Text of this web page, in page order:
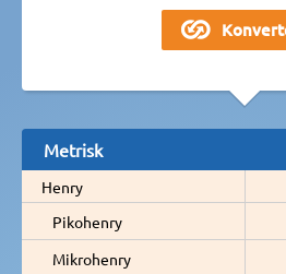
Metrisk
Henry
Pikohenry
Mikrohenry